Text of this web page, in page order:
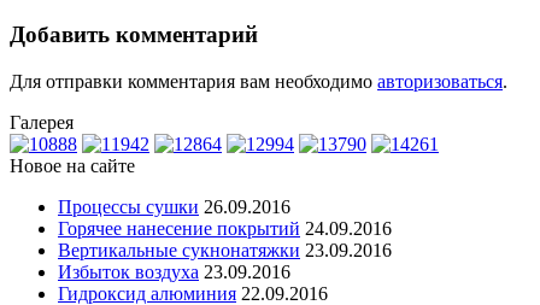
Добавить комментарий
Для отправки комментария вам необходимо авторизоваться.
Галерея
Новое на сайте
Процессы сушки 26.09.2016
Горячее нанесение покрытий 24.09.2016
Вертикальные сукнонатяжки 23.09.2016
Избыток воздуха 23.09.2016
Гидроксид алюминия 22.09.2016